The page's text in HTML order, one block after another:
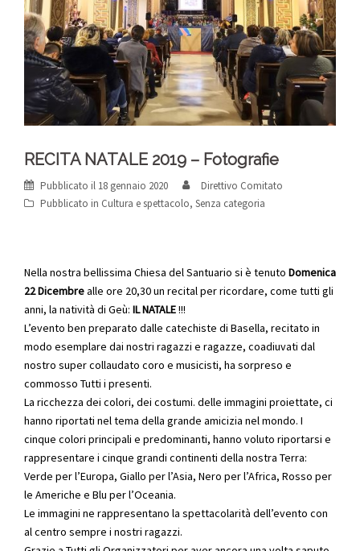
RECITA NATALE 2019 – Fotografie
Pubblicato il 18 gennaio 2020
Direttivo Comitato
Pubblicato in Cultura e spettacolo, Senza categoria
Nella nostra bellissima Chiesa del Santuario si è tenuto Domenica
22 Dicembrealle ore 20,30 un recital per ricordare, come tutti gli
anni, la natività di Geù: IL NATALE!!!
L’evento ben preparato dalle catechiste di Basella, recitato in
modo esemplare dai nostri ragazzi e ragazze, coadiuvati dal
nostro super collaudato coro e musicisti, ha sorpreso e
commosso Tutti i presenti.
La ricchezza dei colori, dei costumi. delle immagini proiettate, ci
hanno riportati nel tema della grande amicizia nel mondo. I
cinque colori principali e predominanti, hanno voluto riportarsi e
rappresentare i cinque grandi continenti della nostra Terra:
Verde per l’Europa, Giallo per l’Asia, Nero per l’Africa, Rosso per
le Americhe e Blu per l’Oceania.
Le immagini ne rappresentano la spettacolarità dell’evento con
al centro sempre i nostri ragazzi.